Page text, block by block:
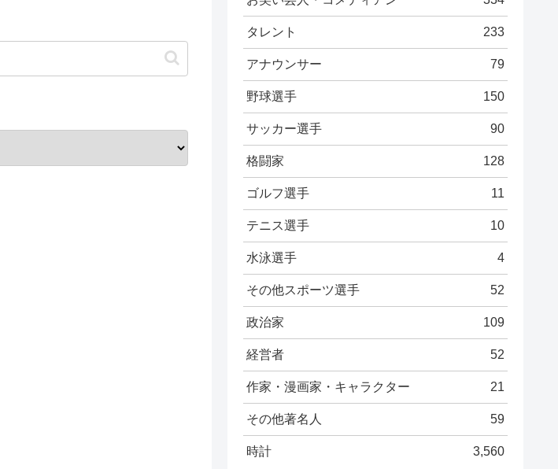
タレント 233
アナウンサー 79
野球選手 150
サッカー選手 90
格闘家 128
ゴルフ選手 11
テニス選手 10
水泳選手 4
その他スポーツ選手 52
政治家 109
経営者 52
作家・漫画家・キャラクター 21
その他著名人 59
時計
3,560